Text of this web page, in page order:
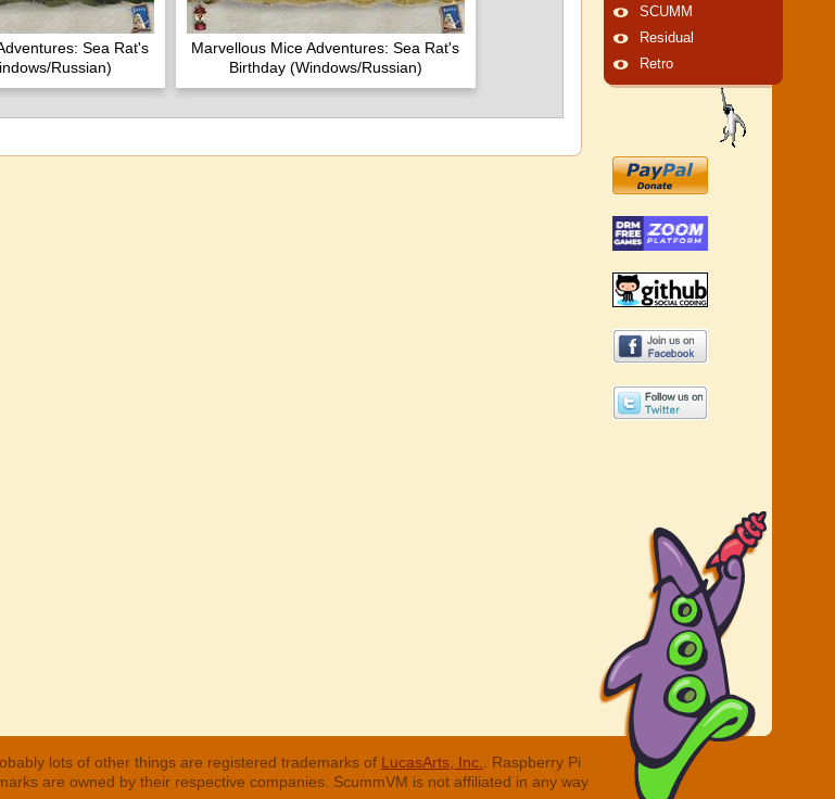
Sea Rat's
Russian)
Marvellous Mice Adventures: Sea Rat's
Birthday (Windows/Russian)
SCUMM
Residual
Retro
lots of other things are registered trademarks of LucasArts, Inc.
. Raspberry Pi
are owned by their respective companies. ScummVM is not affiliated in any way